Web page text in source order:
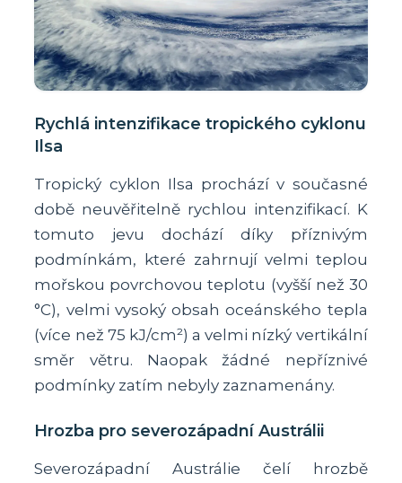
Rychlá intenzifikace tropického cyklonu
Ilsa
Tropický cyklon Ilsa prochází v současné
době neuvěřitelně rychlou intenzifikací. K
tomuto jevu dochází díky příznivým
podmínkám, které zahrnují velmi teplou
mořskou povrchovou teplotu (vyšší než 30
°C), velmi vysoký obsah oceánského tepla
(více než 75 kJ/cm²) a velmi nízký vertikální
směr větru. Naopak žádné nepříznivé
podmínky zatím nebyly zaznamenány.
Hrozba pro severozápadní Austrálii
Severozápadní Austrálie čelí hrozbě